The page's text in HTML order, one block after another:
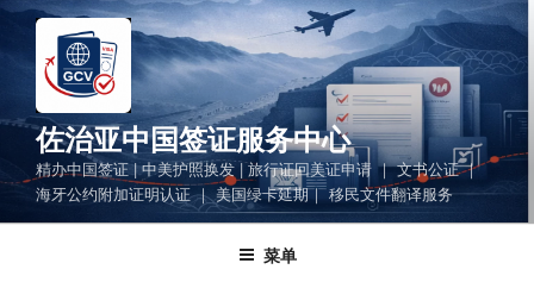
跳
佐治亚中国签证服务中心
精办中国签证 | 中美护照换发 | 旅行证回美证申请 ｜ 文书公证 ｜
海牙公约附加证明认证 ｜ 美国绿卡延期｜ 移民文件翻译服务
菜单